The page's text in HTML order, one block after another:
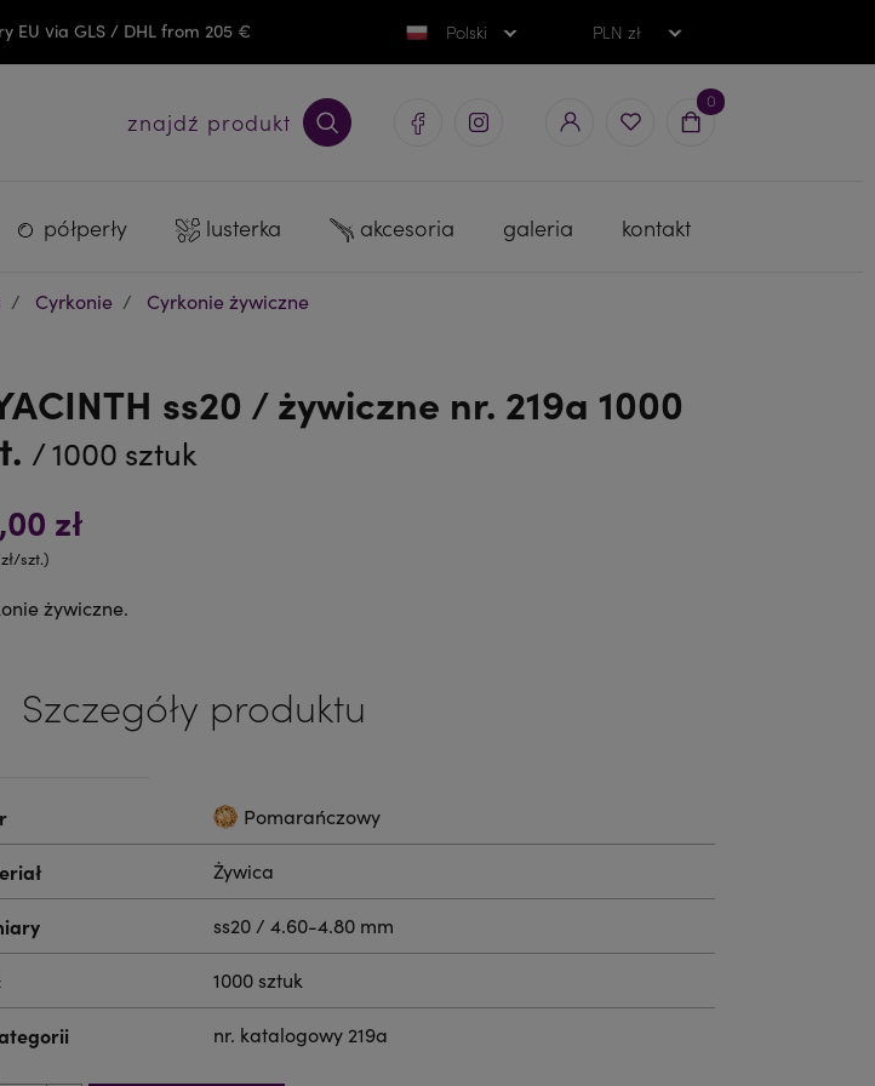
EU via GLS / DHL from 205 € Polski PLN zł
znajdź produkt
0
półperły lusterka akcesoria galeria kontakt
Cyrkonie
Cyrkonie żywiczne
ss20 / żywiczne nr. 219a 1000
/ 1000 sztuk
zł
szt.)
żywiczne.
Szczegóły produktu
Pomarańczowy
Żywica
ss20 / 4.60-4.80 mm
1000 sztuk
nr. katalogowy 219a